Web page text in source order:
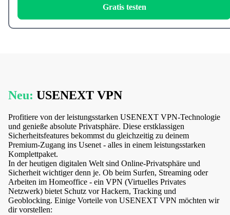
Gratis testen
Neu: USENEXT VPN
Profitiere von der leistungsstarken USENEXT VPN-Technologie
und genieße absolute Privatsphäre. Diese erstklassigen
Sicherheitsfeatures bekommst du gleichzeitig zu deinem
Premium-Zugang ins Usenet - alles in einem leistungsstarken
Komplettpaket.
In der heutigen digitalen Welt sind Online-Privatsphäre und
Sicherheit wichtiger denn je. Ob beim Surfen, Streaming oder
Arbeiten im Homeoffice - ein VPN (Virtuelles Privates
Netzwerk) bietet Schutz vor Hackern, Tracking und
Geoblocking. Einige Vorteile von USENEXT VPN möchten wir
dir vorstellen: